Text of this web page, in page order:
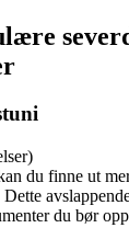
du finne ut
du bør